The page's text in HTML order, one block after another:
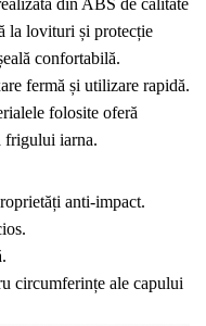
din ABS de calitate
la lovituri și protecție
confortabilă.
fermă și utilizare rapidă.
folosite oferă
frigului iarna.
anti-impact.
circumferințe ale capului